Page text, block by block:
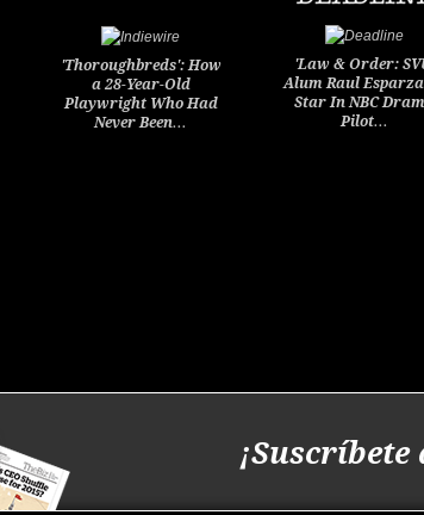
'Thoroughbreds': How
a 28-Year-Old
Playwright Who Had
Never Been…
'Law & Order:
Alum Raul
Star In NBC
Pilot…